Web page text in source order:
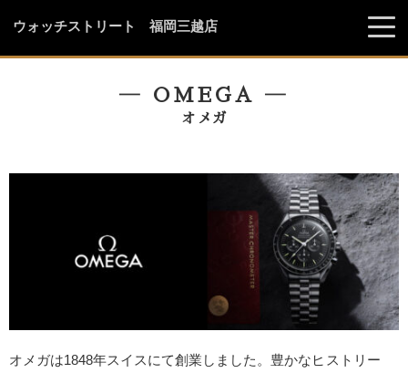
ウォッチストリート 福岡三越店
― OMEGA ―
オメガ
オメガは1848年スイスにて創業しました。豊かなヒストリー